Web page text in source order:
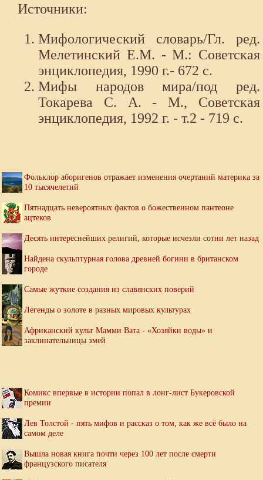
Источники:
Мифологический словарь/Гл. ред.
Мелетинский Е.М. - М.: Советская
энциклопедия, 1990 г.- 672 с.
Мифы народов мира/под ред.
Токарева С. А. - М., Советская
энциклопедия, 1992 г. - т.2 - 719 с.
Фольклор аборигенов отражает изменения очертаний материка за
10 тысячелетий
Пятнадцать невероятных фактов о божественном пантеоне
ацтеков
Десять интереснейших религий, которые исчезли сотни лет назад
Найдена скульптурная голова древней богини в британском
городе
Самые жуткие создания из славянских поверий
Легенды о золоте в разных мировых культурах
Африканский культ Мамми Вата - «Хозяйки воды» и
заклинательницы змей
Комикс впервые в истории попал в лонг-лист Букеровской
премии
Лев Толстой - пять мифов и рассказ о том, как же всё было на
самом деле
Вышла новая книга почти через 100 лет после смерти
французского писателя